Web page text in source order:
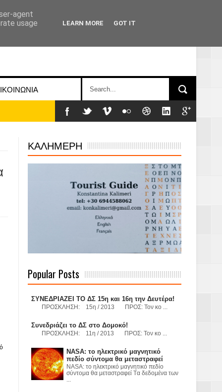
ΚΑΛΗΜΕΡΗ
Popular Posts
ΣΥΝΕΔΡΙΑΖΕΙ ΤΟ ΔΣ 15η και 16η την Δευτέρα!
ΠΡΟΣΚΛΗΣΗ: 15η / 2013 ΠΡΟΣ: Τον κο ...
Συνεδριάζει το ΔΣ στο Δομοκό!
ΠΡΟΣΚΛΗΣΗ: 11η / 2013 ΠΡΟΣ: Τον κο ...
NASA: το ηλεκτρικό μαγνητικό
πεδίο σύντομα θα μεταστραφεί
NASA: το ηλεκτρικό μαγνητικό πεδίο
σύντομα θα μεταστραφεί Tα δεδομένα των
agent
usage
LEARN MORE GOT IT